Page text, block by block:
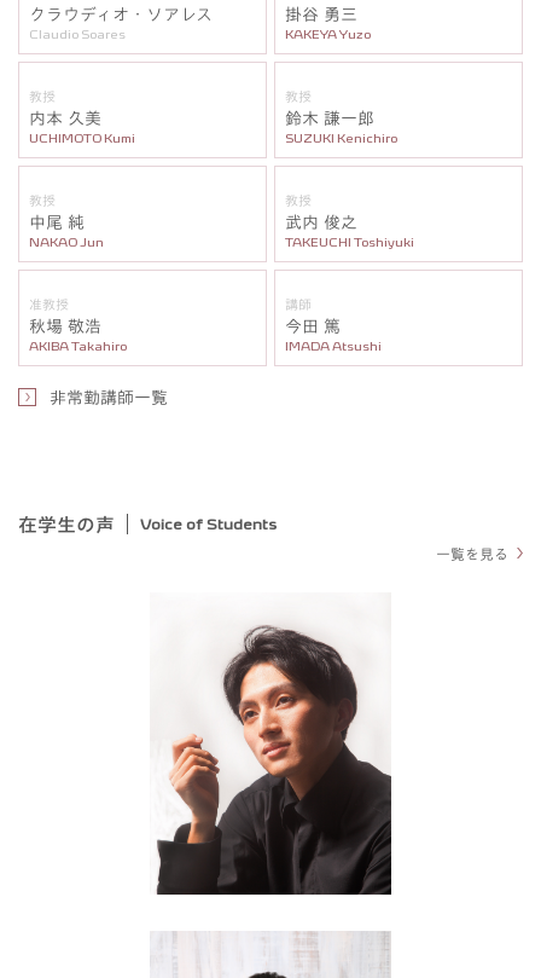
クラウディオ・ソアレス
Claudio Soares
掛谷 勇三
KAKEYA Yuzo
教授
内本 久美
UCHIMOTO Kumi
教授
鈴木 謙一郎
SUZUKI Kenichiro
教授
中尾 純
NAKAO Jun
教授
武内 俊之
TAKEUCHI Toshiyuki
准教授
秋場 敬浩
AKIBA Takahiro
講師
今田 篤
IMADA Atsushi
非常勤講師一覧
在学生の声 Voice of Students
一覧を見る